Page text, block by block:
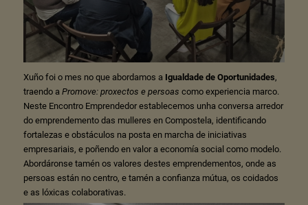
Xuño foi o mes no que abordamos a Igualdade de Oportunidades,
traendo a Promove: proxectos e persoas como experiencia marco.
Neste Encontro Emprendedor establecemos unha conversa arredor
do emprendemento das mulleres en Compostela, identificando
fortalezas e obstáculos na posta en marcha de iniciativas
empresariais, e poñendo en valor a economía social como modelo.
Abordáronse tamén os valores destes emprendementos, onde as
persoas están no centro, e tamén a confianza mútua, os coidados
e as lóxicas colaborativas.